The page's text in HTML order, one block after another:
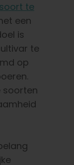
te
een
is
te
op
soorten